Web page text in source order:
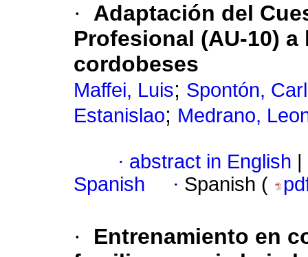
·
Adaptación del
Profesional (AU-10)
cordobeses
Maffei, Luis; Spontón,
Estanislao; Medrano,
· abstract in English
Spanish
· Spanish (
·
Entrenamiento en